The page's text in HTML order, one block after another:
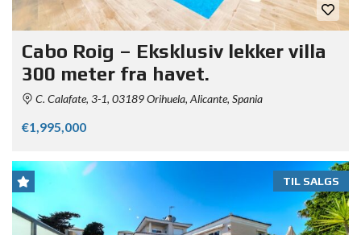
Cabo Roig – Eksklusiv lekker villa
300 meter fra havet.
C. Calafate, 3-1, 03189 Orihuela, Alicante, Spania
€1,995,000
TIL SALGS